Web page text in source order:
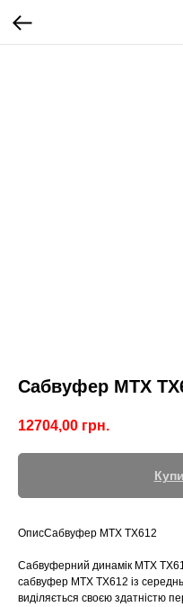
Сабвуфер MTX
12704,00 грн.
ОписСабвуфер MTX TX612
Сабвуферний динамік MTX
сабвуфер MTX TX612 із
виділяється своєю здатністю